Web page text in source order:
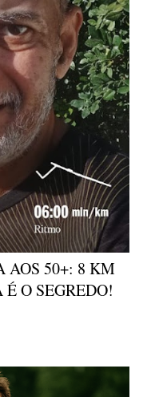
AOS 50+: 8 KM
O SEGREDO!